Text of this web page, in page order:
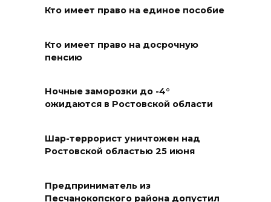
Ростова-на-Дону на сутки
отключат воду из-за
07 августа 2026 20:32
осквернивших стелу
07 августа 2026 20:12
Кто имеет право на единое пособие
Кто имеет право на досрочную
пенсию
Ночные заморозки до -4°
ожидаются в Ростовской области
Шар-террорист уничтожен над
Ростовской областью 25 июня
Предприниматель из
Песчанокопского района допустил